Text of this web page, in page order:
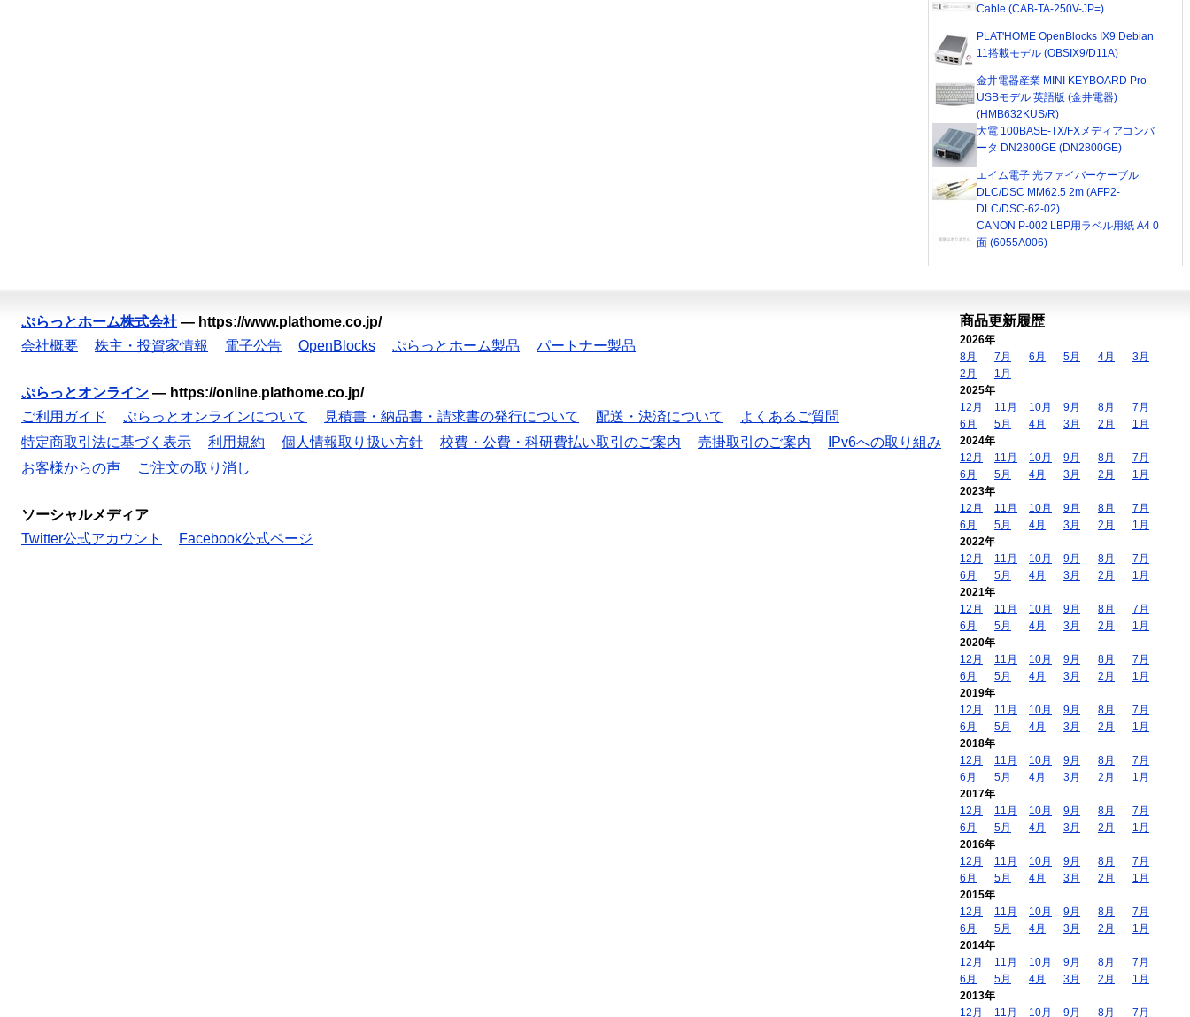
Cable (CAB-TA-250V-JP=)
PLAT'HOME OpenBlocks IX9 Debian
11搭載モデル (OBSIX9/D11A)
金井電器産業 MINI KEYBOARD Pro
USBモデル 英語版 (金井電器)
(HMB632KUS/R)
大電 100BASE-TX/FXメディアコンバ
ータ DN2800GE (DN2800GE)
エイム電子 光ファイバーケーブル
DLC/DSC MM62.5 2m (AFP2-
DLC/DSC-62-02)
CANON P-002 LBP用ラベル用紙 A4 0
面 (6055A006)
ぷらっとホーム株式会社 — https://www.plathome.co.jp/
会社概要
株主・投資家情報 電子公告 OpenBlocks ぷらっとホーム製品 パートナー製品
ぷらっとオンライン — https://online.plathome.co.jp/
ご利用ガイド
ぷらっとオンラインについて 見積書・納品書・請求書の発行について 配送・決済について
よくあるご質問
特定商取引法に基づく表示
利用規約 個人情報取り扱い方針 校費・公費・科研費払い取引のご案内 売掛取引のご案内
IPv6への取り組み
お客様からの声
ご注文の取り消し
ソーシャルメディア
Twitter公式アカウント
Facebook公式ページ
商品更新履歴
2026年
8月
7月 6月 5月 4月
3月
2月
1月
2025年
12月
11月 10月 9月 8月
7月
6月
5月 4月 3月 2月
1月
2024年
12月
11月 10月 9月 8月
7月
6月
5月 4月 3月 2月
1月
2023年
12月
11月 10月 9月 8月
7月
6月
5月 4月 3月 2月
1月
2022年
12月
11月 10月 9月 8月
7月
6月
5月 4月 3月 2月
1月
2021年
12月
11月 10月 9月 8月
7月
6月
5月 4月 3月 2月
1月
2020年
12月
11月 10月 9月 8月
7月
6月
5月 4月 3月 2月
1月
2019年
12月
11月 10月 9月 8月
7月
6月
5月 4月 3月 2月
1月
2018年
12月
11月 10月 9月 8月
7月
6月
5月 4月 3月 2月
1月
2017年
12月
11月 10月 9月 8月
7月
6月
5月 4月 3月 2月
1月
2016年
12月
11月 10月 9月 8月
7月
6月
5月 4月 3月 2月
1月
2015年
12月
11月 10月 9月 8月
7月
6月
5月 4月 3月 2月
1月
2014年
12月
11月 10月 9月 8月
7月
6月
5月 4月 3月 2月
1月
2013年
12月
11月 10月 9月 8月 7月